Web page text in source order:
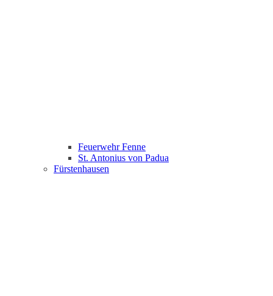
Feuerwehr Fenne
St. Antonius von Padua
Fürstenhausen